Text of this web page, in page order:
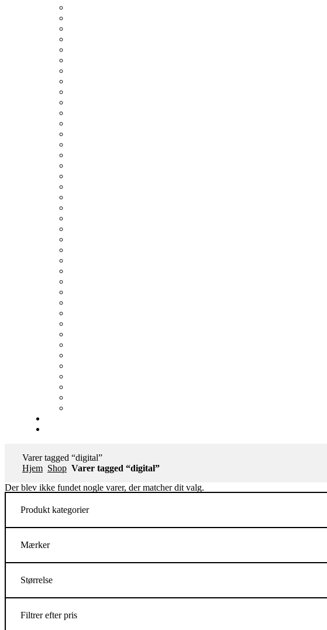
Varer tagged “digital”
Hjem Shop Varer tagged “digital”
Der blev ikke fundet nogle varer, der matcher dit valg.
Produkt kategorier
Mærker
Størrelse
Filtrer efter pris